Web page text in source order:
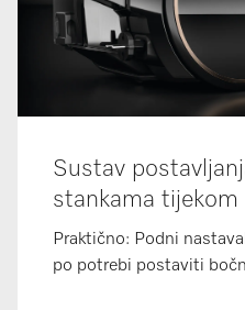
Sustav
stankama tijekom
Praktično: Podni
po potrebi postaviti